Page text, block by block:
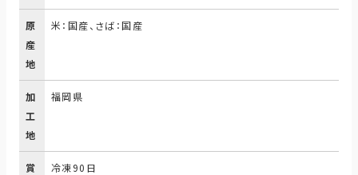
原
産
地
米：国産、さば：国産
加
工
地
福岡県
賞
冷凍90日